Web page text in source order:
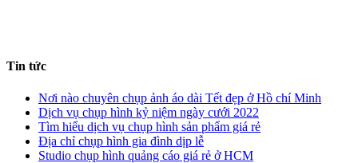
Tin tức
Nơi nào chuyên chụp ảnh áo dài Tết đẹp ở Hồ chí Minh
Dịch vụ chụp hình kỷ niệm ngày cưới 2022
Tìm hiểu dịch vụ chụp hình sản phẩm giá rẻ
Địa chỉ chụp hình gia đình dịp lễ
Studio chụp hình quảng cáo giá rẻ ở HCM